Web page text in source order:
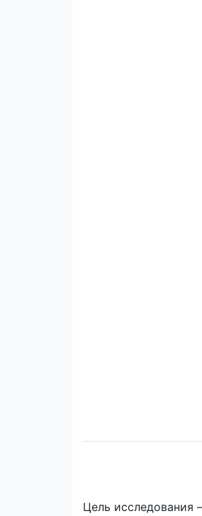
Цель исследования